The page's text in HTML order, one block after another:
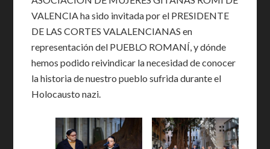
VALENCIA ha sido invitada por el PRESIDENTE
DE LAS CORTES VALALENCIANAS en
representación del PUEBLO ROMANÍ, y dónde
hemos podido reivindicar la necesidad de conocer
la historia de nuestro pueblo sufrida durante el
Holocausto nazi.